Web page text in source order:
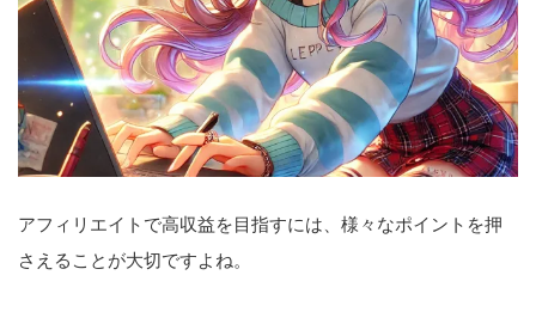
アフィリエイトで高収益を目指すには、様々なポイントを押
さえることが大切ですよね。